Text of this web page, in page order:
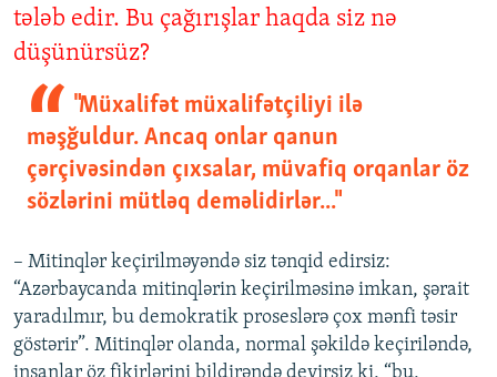
tələb edir. Bu çağırışlar haqda siz nə
düşünürsüz?
"Müxalifət müxalifətçiliyi ilə
məşğuldur. Ancaq onlar qanun
çərçivəsindən çıxsalar, müvafiq orqanlar öz
sözlərini mütləq deməlidirlər..."
– Mitinqlər keçirilməyəndə siz tənqid edirsiz:
“Azərbaycanda mitinqlərin keçirilməsinə imkan, şərait
yaradılmır, bu demokratik proseslərə çox mənfi təsir
göstərir”. Mitinqlər olanda, normal şəkildə keçiriləndə,